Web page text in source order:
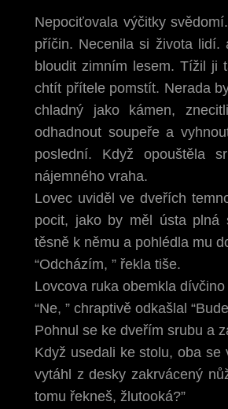
Nepociťovala výčitky
příčin. Necenila si života lidí.
bloudit zimním lesem. Tížil ji
chtít přítele pomstít. Nerada
chladný jako kámen,
odhadnout soupeře a
poslední. Když opouštěla
nájemného vraha.
Lovec uviděl ve dveřích
pocit, jako by měl ústa plná
těsně k němu a pohlédla mu
“Odcházím, ” řekla tiše.
Lovcova ruka obemkla
“Ne, ” chraptivě odkašlal
Pohnul se ke dveřím srubu a
Když usedali ke stolu, oba
vytáhl z desky zakrvácený
tomu řekneš, žlutooká?”